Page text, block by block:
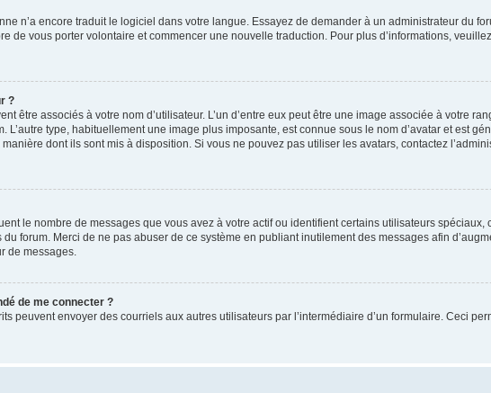
n’a encore traduit le logiciel dans votre langue. Essayez de demander à un administrateur du
de vous porter volontaire et commencer une nouvelle traduction. Pour plus d’informations,
?
être associés à votre nom d’utilisateur. L’un d’entre eux peut être une image associée à votre
type, habituellement une image plus imposante, est connue sous le nom d’avatar et est
dont ils sont mis à disposition. Si vous ne pouvez pas utiliser les avatars, contactez
le nombre de messages que vous avez à votre actif ou identifient certains utilisateurs
forum. Merci de ne pas abuser de ce système en publiant inutilement des messages afin
de messages.
de me connecter ?
peuvent envoyer des courriels aux autres utilisateurs par l’intermédiaire d’un formulaire. Ceci